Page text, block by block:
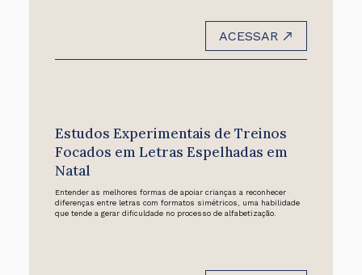
ACESSAR
Estudos Experimentais de Treinos
Focados em Letras Espelhadas em
Natal
Entender as melhores formas de apoiar crianças a reconhecer
diferenças entre letras com formatos simétricos, uma habilidade
que tende a gerar dificuldade no processo de alfabetização.